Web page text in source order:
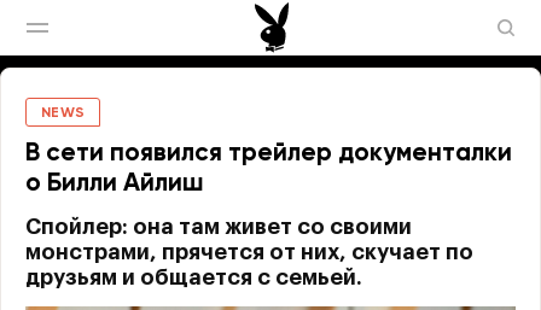
NEWS
В сети появился трейлер документалки
о Билли Айлиш
Спойлер: она там живет со своими
монстрами, прячется от них, скучает по
друзьям и общается с семьей.